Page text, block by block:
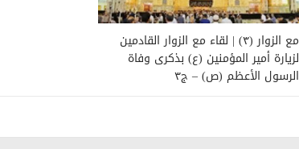
مع الزوار (٣) | لقاء مع الزوار القادمين
لزيارة أمير المؤمنين (ع) بذكرى وفاة
الرسول الأعظم (ص) – ج٣